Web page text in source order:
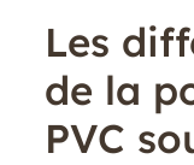
Les
de la
PVC